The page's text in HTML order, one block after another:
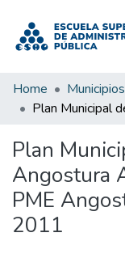
Home Municipios
Plan
Angostura
PME
2011